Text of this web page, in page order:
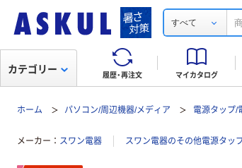
すべて
履歴・再注文 マイカタログ
カテゴリー
ホーム パソコン/周辺機器/メディア 電源タップ/
メーカー スワン電器 スワン電器のその他電源タッ